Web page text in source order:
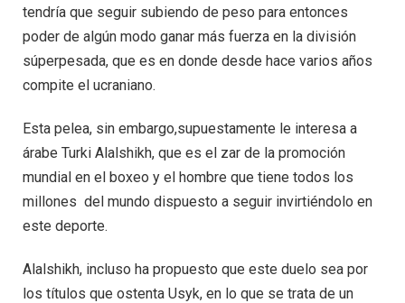
tendría que seguir subiendo de peso para entonces
poder de algún modo ganar más fuerza en la división
súperpesada, que es en donde desde hace varios años
compite el ucraniano.
Esta pelea, sin embargo,supuestamente le interesa a
árabe Turki Alalshikh, que es el zar de la promoción
mundial en el boxeo y el hombre que tiene todos los
millones del mundo dispuesto a seguir invirtiéndolo en
este deporte.
Alalshikh, incluso ha propuesto que este duelo sea por
los títulos que ostenta Usyk, en lo que se trata de un